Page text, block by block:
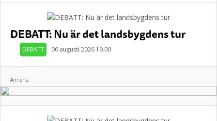
DEBATT: Nu är det landsbygdens tur
DEBATT 06 augusti 2026 19.00
Annons: